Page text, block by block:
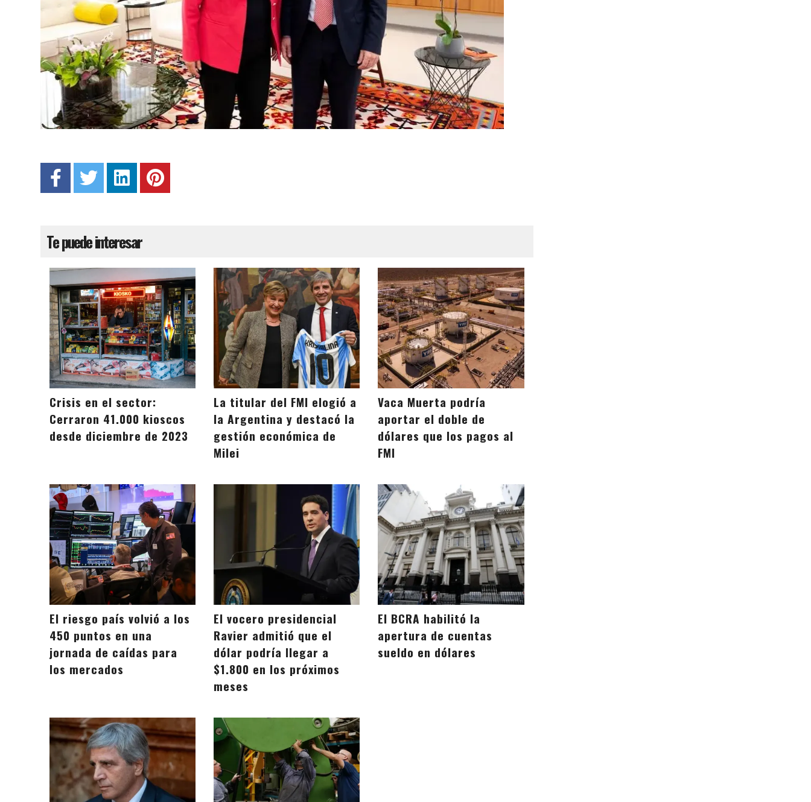
Te puede interesar
Crisis en el sector:
Cerraron 41.000 kioscos
desde diciembre de 2023
La titular del FMI elogió a
la Argentina y destacó la
gestión económica de
Milei
Vaca Muerta podría
aportar el doble de
dólares que los pagos al
FMI
El riesgo país volvió a los
450 puntos en una
jornada de caídas para
los mercados
El vocero presidencial
Ravier admitió que el
dólar podría llegar a
$1.800 en los próximos
meses
El BCRA habilitó la
apertura de cuentas
sueldo en dólares